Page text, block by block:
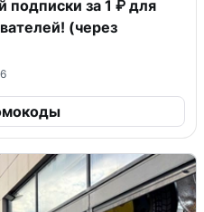
подписки за 1 ₽ для
(через